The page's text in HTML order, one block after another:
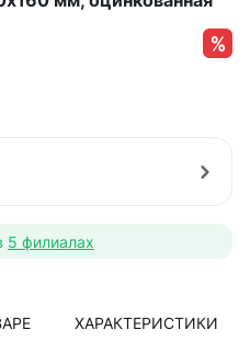
5 филиалах
ХАРАКТЕРИСТИКИ